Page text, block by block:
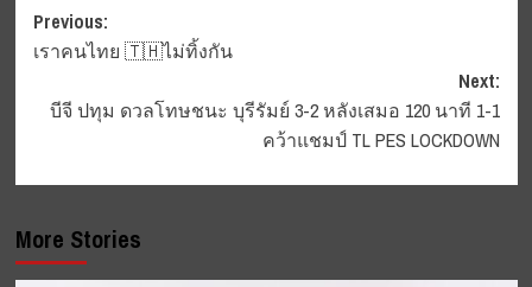
Post
navigation
Previous:
เราคนไทย 🇹🇭ไม่ทิ้งกัน
Next:
บีจี ปทุม ดวลโทษชนะ บุรีรัมย์ 3-2 หลังเสมอ 120 นาที 1-1
คว้าแชมป์ TL PES LOCKDOWN
More Stories